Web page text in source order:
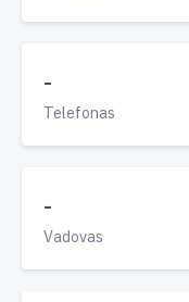
-
Telefonas
-
Vadovas